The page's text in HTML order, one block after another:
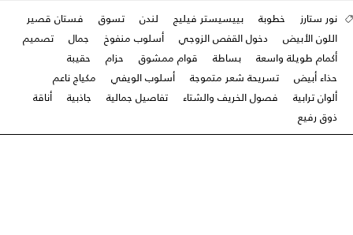
نور ستارز خطوبة بييسيستر فيليج لندن تسوق
فستان قصير
اللون الأبيض
دخول القفص الزوجي أسلوب منفوخ جمال
تصميم
أكمام طويلة واسعة
بساطة قوام ممشوق حزام
حقيبة
حذاء أبيض
تسريحة شعر متموجة أسلوب الويفي
مكياج ناعم
ألوان ترابية
فصول الخريف والشتاء تفاصيل جمالية جاذبية
أناقة
ذوق رفيع